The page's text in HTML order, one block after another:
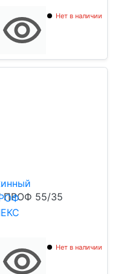
Нет в наличии
ПРОФ 55/35
Нет в наличии